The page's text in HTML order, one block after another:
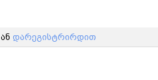
ან დარეგისტრირდით